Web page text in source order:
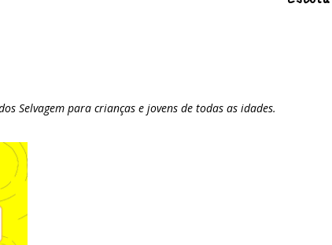
Selvagem para crianças e jovens de todas as idades.